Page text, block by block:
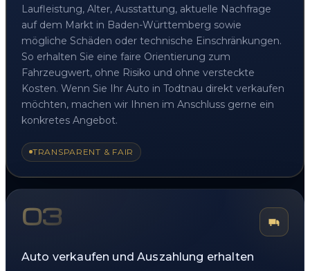
Laufleistung, Alter, Ausstattung, aktuelle Nachfrage
auf dem Markt in Baden-Württemberg sowie
mögliche Schäden oder technische Einschränkungen.
So erhalten Sie eine faire Orientierung zum
Fahrzeugwert, ohne Risiko und ohne versteckte
Kosten. Wenn Sie Ihr Auto in Todtnau direkt verkaufen
möchten, machen wir Ihnen im Anschluss gerne ein
konkretes Angebot.
TRANSPARENT & FAIR
03
Auto verkaufen und Auszahlung erhalten